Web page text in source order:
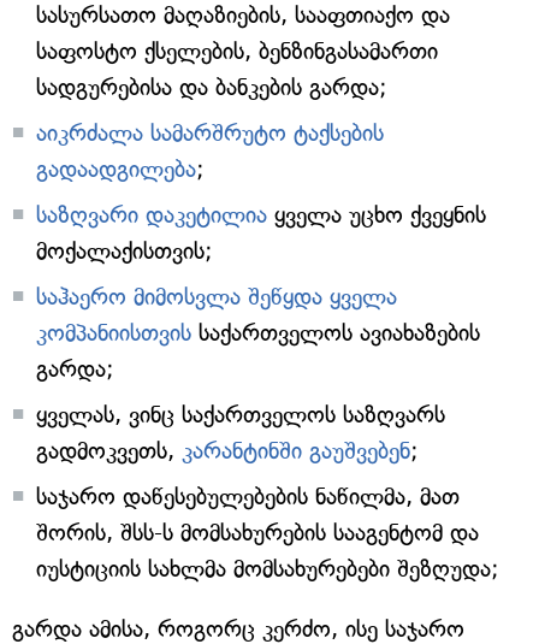
სასურსათო მაღაზიების, სააფთიაქო და
საფოსტო ქსელების, ბენზინგასამართი
სადგურებისა და ბანკების გარდა;
აიკრძალა სამარშრუტო ტაქსების
გადაადგილება;
საზღვარი დაკეტილია ყველა უცხო ქვეყნის
მოქალაქისთვის;
საჰაერო მიმოსვლა შეწყდა ყველა
კომპანიისთვის საქართველოს ავიახაზების
გარდა;
ყველას, ვინც საქართველოს საზღვარს
გადმოკვეთს, კარანტინში გაუშვებენ;
საჯარო დაწესებულებების ნაწილმა, მათ
შორის, შსს-ს მომსახურების სააგენტომ და
იუსტიციის სახლმა მომსახურებები შეზღუდა;
გარდა ამისა, როგორც კერძო, ისე საჯარო